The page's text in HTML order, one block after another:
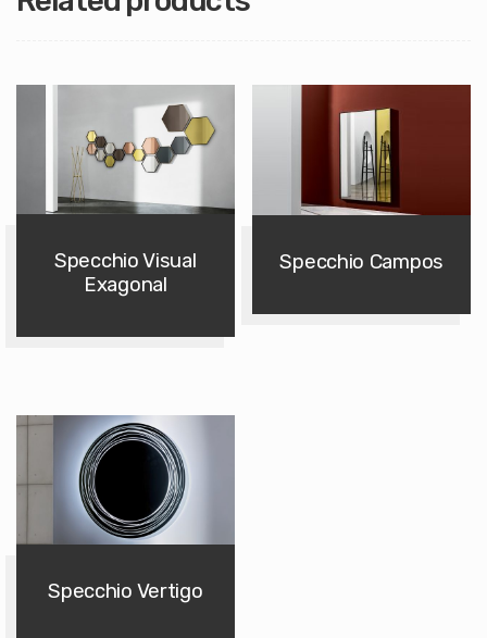
Specchio Visual
Exagonal
Specchio Campos
Specchio Vertigo